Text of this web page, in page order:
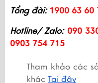
Tổng đài: 1900 63 60
Hotline/ Zalo: 090
0903 754 715
Tham khảo các
khác Tại đây